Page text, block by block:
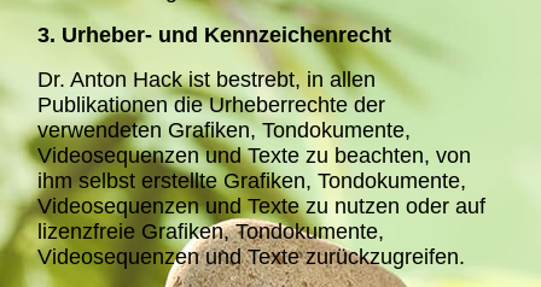
3. Urheber- und Kennzeichenrecht
Dr. Anton Hack ist bestrebt, in allen
Publikationen die Urheberrechte der
verwendeten Grafiken, Tondokumente,
Videosequenzen und Texte zu beachten, von
ihm selbst erstellte Grafiken, Tondokumente,
Videosequenzen und Texte zu nutzen oder auf
lizenzfreie Grafiken, Tondokumente,
Videosequenzen und Texte zurückzugreifen.